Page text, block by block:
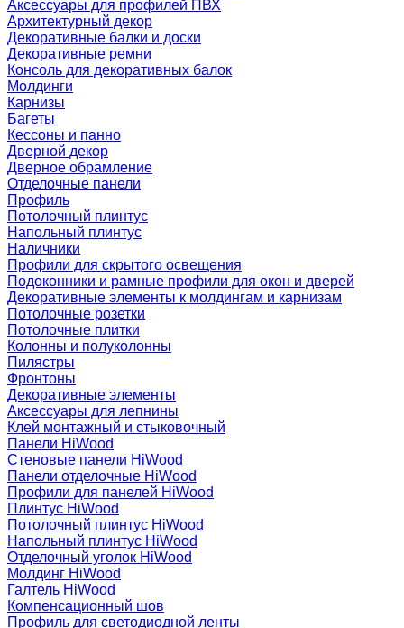
Аксессуары для профилей ПВХ
Архитектурный декор
Декоративные балки и доски
Декоративные ремни
Консоль для декоративных балок
Молдинги
Карнизы
Багеты
Кессоны и панно
Дверной декор
Дверное обрамление
Отделочные панели
Профиль
Потолочный плинтус
Напольный плинтус
Наличники
Профили для скрытого освещения
Подоконники и рамные профили для окон и дверей
Декоративные элементы к молдингам и карнизам
Потолочные розетки
Потолочные плитки
Колонны и полуколонны
Пилястры
Фронтоны
Декоративные элементы
Аксессуары для лепнины
Клей монтажный и стыковочный
Панели HiWood
Стеновые панели HiWood
Панели отделочные HiWood
Профили для панелей HiWood
Плинтус HiWood
Потолочный плинтус HiWood
Напольный плинтус HiWood
Отделочный уголок HiWood
Молдинг HiWood
Галтель HiWood
Компенсационный шов
Профиль для светодиодной ленты